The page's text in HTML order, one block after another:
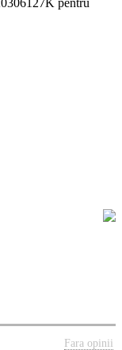
Fara opinii